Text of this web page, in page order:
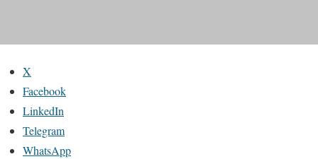
X
Facebook
LinkedIn
Telegram
WhatsApp